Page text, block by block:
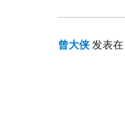
曾大侠发表在